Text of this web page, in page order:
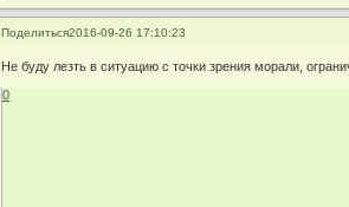
Поделиться2016-09-26 17:10:23
Не буду лезть в ситуацию с точки зрения морали,
0